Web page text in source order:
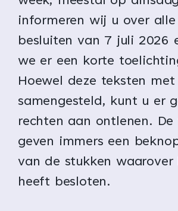
informeren wij u over
besluiten van 7 juli 2026
we er een korte
Hoewel deze teksten
samengesteld, kunt u er
rechten aan ontlenen. De
geven immers een
van de stukken waarover
heeft besloten.